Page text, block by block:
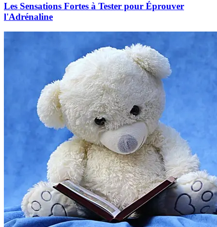
Les Sensations Fortes à Tester pour Éprouver
l'Adrénaline